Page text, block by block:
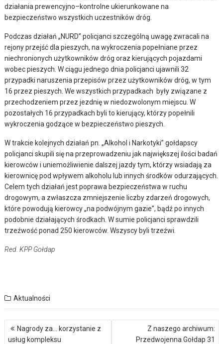
działania prewencyjno–kontrolne ukierunkowane na
bezpieczeństwo wszystkich uczestników dróg.
Podczas działań „NURD” policjanci szczególną uwagę zwracali na
rejony przejść dla pieszych, na wykroczenia popełniane przez
niechronionych użytkowników dróg oraz kierujących pojazdami
wobec pieszych. W ciągu jednego dnia policjanci ujawnili 32
przypadki naruszenia przepisów przez użytkowników dróg, w tym
16 przez pieszych. We wszystkich przypadkach były związane z
przechodzeniem przez jezdnię w niedozwolonym miejscu. W
pozostałych 16 przypadkach byli to kierujący, którzy popełnili
wykroczenia godzące w bezpieczeństwo pieszych.
W trakcie kolejnych działań pn. „Alkohol i Narkotyki” gołdapscy
policjanci skupili się na przeprowadzeniu jak największej ilości badań
kierowców i uniemożliwienie dalszej jazdy tym, którzy wsiadają za
kierownicę pod wpływem alkoholu lub innych środków odurzających.
Celem tych działań jest poprawa bezpieczeństwa w ruchu
drogowym, a zwłaszcza zmniejszenie liczby zdarzeń drogowych,
które powodują kierowcy „na podwójnym gazie”, bądź po innych
podobnie działających środkach. W sumie policjanci sprawdzili
trzeźwość ponad 250 kierowców. Wszyscy byli trzeźwi.
Red. KPP Gołdap
Aktualności
Nawigacja
wpisu
Nagrody za… korzystanie z
usług kompleksu
Z naszego archiwum:
Przedwojenna Gołdap 31